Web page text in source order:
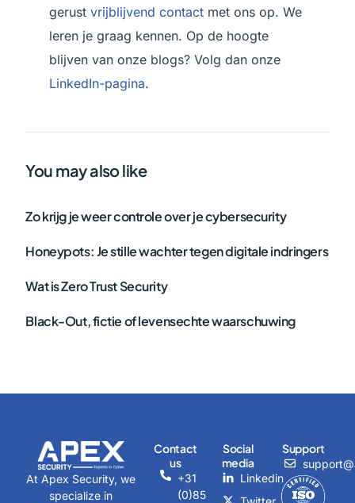
gerust vrijblijvend contactmet ons op. We
leren je graag kennen. Op de hoogte
blijven van onze blogs? Volg dan onze
LinkedIn-pagina.
You may also like
Zo krijg je weer controle over je cybersecurity
Honeypots: Je stille wachter tegen digitale indringers
Wat is Zero Trust Security
Black-Out, fictie of levensechte waarschuwing
At Apex Security, we
specialize in
Contact
us
+31
(0)85
Social
media
Linkedin
Support